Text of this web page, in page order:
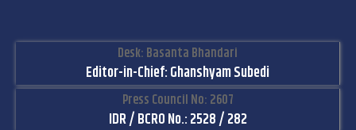
Desk: Basanta Bhandari
Editor-in-Chief: Ghanshyam Subedi
Press Council No: 2607
IDR / BCRO No.: 2528 / 282